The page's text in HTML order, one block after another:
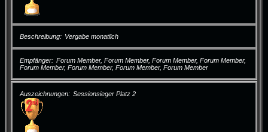
Beschreibung Vergabe monatlich
Empfänger
Forum Member, Forum Member, Forum Member, Forum Member,
Forum Member, Forum Member, Forum Member, Forum Member
Auszeichnungen Sessionsieger Platz 2